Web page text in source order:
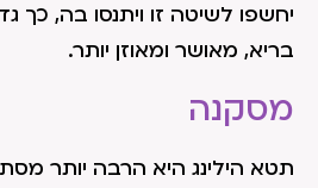
יחשפו לשיטה זו ויתנסו בה, כך
בריא, מאושר ומאוזן יותר.
מסקנה
תטא הילינג היא הרבה יותר